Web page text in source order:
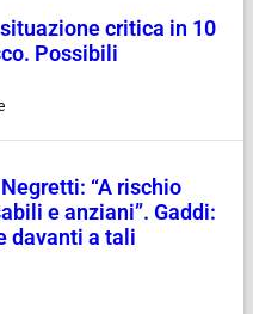
critica in 10
Possibili
“A rischio
e anziani”. Gaddi:
davanti a tali